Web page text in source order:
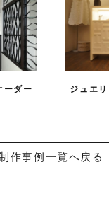
ーダー
ジュエ
作事例一覧へ戻る